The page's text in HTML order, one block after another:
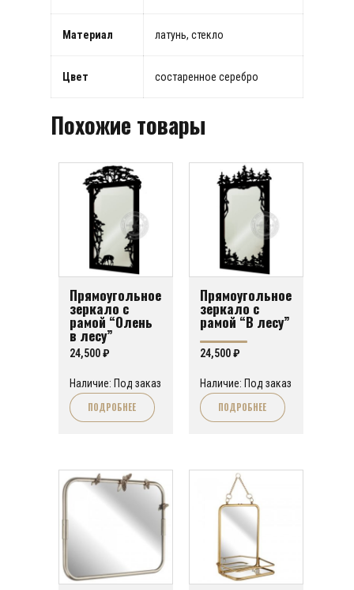
Материал латунь, стекло
Цвет состаренное серебро
Похожие товары
Прямоугольное
зеркало с
рамой “Олень
в лесу”
24,500₽
Наличие: Под заказ
ПОДРОБНЕЕ
Прямоугольное
зеркало с
рамой “В лесу”
24,500₽
Наличие: Под заказ
ПОДРОБНЕЕ